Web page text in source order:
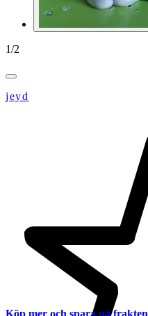
1/2
jeyd
Köp mer och spara på frakten